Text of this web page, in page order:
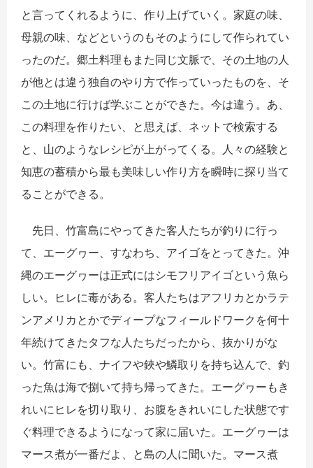
と言ってくれるように、作り上げていく。家庭の味、
母親の味、などというのもそのようにして作られてい
ったのだ。郷土料理もまた同じ文脈で、その土地の人
が他とは違う独自のやり方で作っていったものを、そ
この土地に行けば学ぶことができた。今は違う。あ、
この料理を作りたい、と思えば、ネットで検索する
と、山のようなレシピが上がってくる。人々の経験と
知恵の蓄積から最も美味しい作り方を瞬時に探り当て
ることができる。
先日、竹富島にやってきた客人たちが釣りに行っ
て、エーグヮー、すなわち、アイゴをとってきた。沖
縄のエーグヮーは正式にはシモフリアイゴという魚ら
しい。ヒレに毒がある。客人たちはアフリカとかラテ
ンアメリカとかでディープなフィールドワークを何十
年続けてきたタフな人たちだったから、抜かりがな
い。竹富にも、ナイフや鋏や鱗取りを持ち込んで、釣
った魚は海で捌いて持ち帰ってきた。エーグヮーもき
れいにヒレを切り取り、お腹をきれいにした状態です
ぐ料理できるようになって家に届いた。エーグヮーは
マース煮が一番だよ、と島の人に聞いた。マース煮